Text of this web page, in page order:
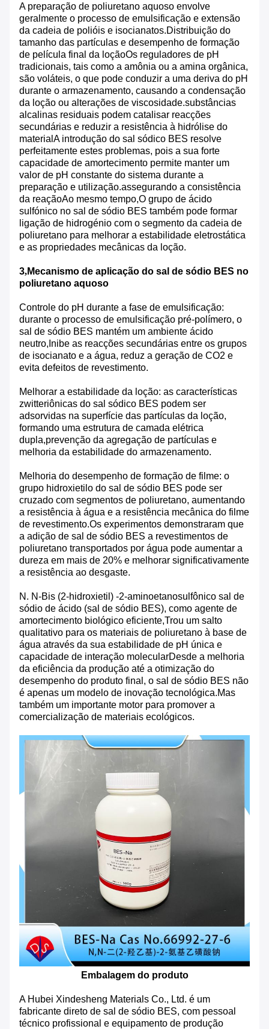
A preparação de poliuretano aquoso envolve
geralmente o processo de emulsificação e extensão
da cadeia de polióis e isocianatos.Distribuição do
tamanho das partículas e desempenho de formação
de película final da loçãoOs reguladores de pH
tradicionais, tais como a amônia ou a amina orgânica,
são voláteis, o que pode conduzir a uma deriva do pH
durante o armazenamento, causando a condensação
da loção ou alterações de viscosidade.substâncias
alcalinas residuais podem catalisar reacções
secundárias e reduzir a resistência à hidrólise do
materialA introdução do sal sódico BES resolve
perfeitamente estes problemas, pois a sua forte
capacidade de amortecimento permite manter um
valor de pH constante do sistema durante a
preparação e utilização.assegurando a consistência
da reaçãoAo mesmo tempo,O grupo de ácido
sulfónico no sal de sódio BES também pode formar
ligação de hidrogénio com o segmento da cadeia de
poliuretano para melhorar a estabilidade eletrostática
e as propriedades mecânicas da loção.
3,Mecanismo de aplicação do sal de sódio BES no
poliuretano aquoso
Controle do pH durante a fase de emulsificação:
durante o processo de emulsificação pré-polímero, o
sal de sódio BES mantém um ambiente ácido
neutro,Inibe as reacções secundárias entre os grupos
de isocianato e a água, reduz a geração de CO2 e
evita defeitos de revestimento.
Melhorar a estabilidade da loção: as características
zwitteriônicas do sal sódico BES podem ser
adsorvidas na superfície das partículas da loção,
formando uma estrutura de camada elétrica
dupla,prevenção da agregação de partículas e
melhoria da estabilidade do armazenamento.
Melhoria do desempenho de formação de filme: o
grupo hidroxietilo do sal de sódio BES pode ser
cruzado com segmentos de poliuretano, aumentando
a resistência à água e a resistência mecânica do filme
de revestimento.Os experimentos demonstraram que
a adição de sal de sódio BES a revestimentos de
poliuretano transportados por água pode aumentar a
dureza em mais de 20% e melhorar significativamente
a resistência ao desgaste.
N. N-Bis (2-hidroxietil) -2-aminoetanosulfônico sal de
sódio de ácido (sal de sódio BES), como agente de
amortecimento biológico eficiente,Trou um salto
qualitativo para os materiais de poliuretano à base de
água através da sua estabilidade de pH única e
capacidade de interação molecularDesde a melhoria
da eficiência da produção até a otimização do
desempenho do produto final, o sal de sódio BES não
é apenas um modelo de inovação tecnológica.Mas
também um importante motor para promover a
comercialização de materiais ecológicos.
Embalagem do produto
A Hubei Xindesheng Materials Co., Ltd. é um
fabricante direto de sal de sódio BES, com pessoal
técnico profissional e equipamento de produção